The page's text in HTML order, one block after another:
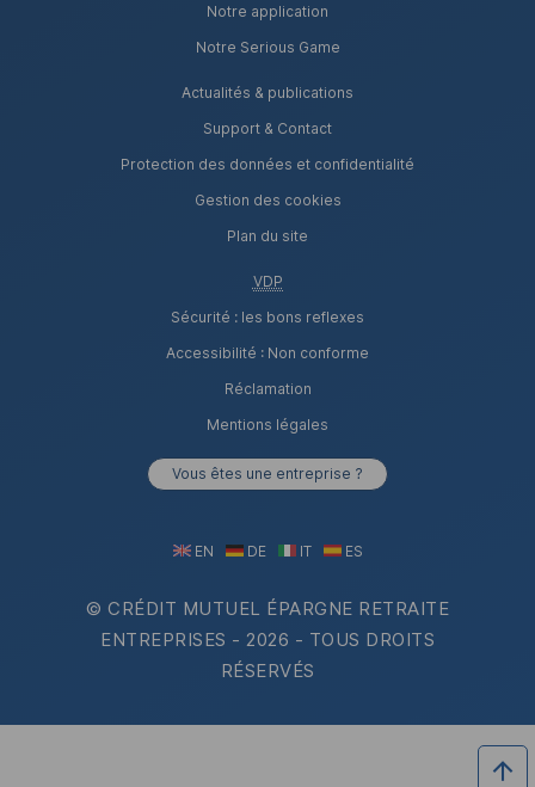
Notre application
Notre Serious Game
Actualités & publications
Support & Contact
Protection des données et confidentialité
Gestion des cookies
Plan du site
VDP
Sécurité : les bons reflexes
Accessibilité : Non conforme
Réclamation
Mentions légales
Vous êtes une entreprise ?
EN DE IT ES
© CRÉDIT MUTUEL ÉPARGNE RETRAITE
ENTREPRISES - 2026 - TOUS DROITS
RÉSERVÉS